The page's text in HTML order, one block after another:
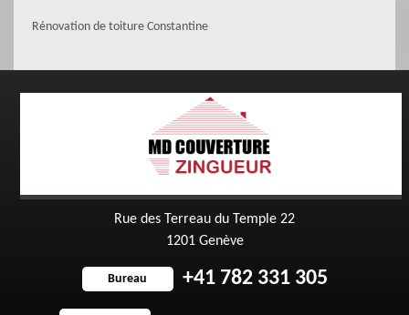
Rénovation de toiture Constantine
Rue des Terreau du Temple 22
1201 Genève
Bureau +41 782 331 305